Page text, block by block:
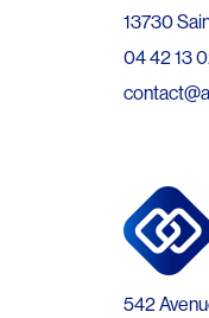
13730
04 42 13
542